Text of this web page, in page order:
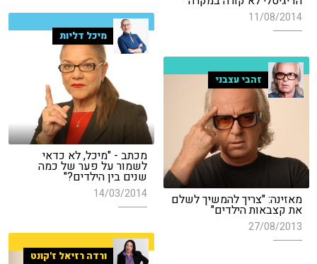
11/08/2014
מיכל דליות
מכתב - "מיכל, לא כדאי
לשמור על פער של כמה
שנים בין הילדים?"
14/03/2014
זהבי עצבני
מאזינה: "צריך להמשיך לשלם
את קצבאות הילדים"
27/08/2013
ורדה רזיאל ז'קונט